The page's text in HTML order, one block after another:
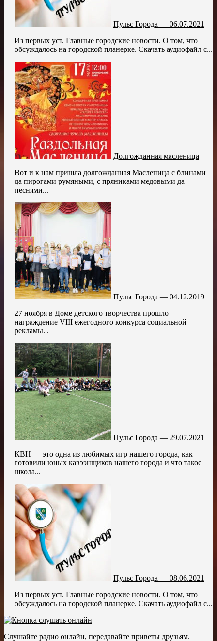
Пульс Города — 06.07.2021
Из первых уст. Главные городские новости. О том, что
обсуждалось на городской планерке. Скачать аудиофайл с...
Долгожданная масленица
Вот и к нам пришла долгожданная Масленица с блинами
да пирогами румяными, с пряниками медовыми да
песнями...
Пульс Города — 04.12.2019
27 ноября в Доме детского творчества прошло
награждение VIII ежегодного конкурса социальной
рекламы...
Пульс Города — 29.07.2021
КВН — это одна из любимых игр нашего города, как
готовили юных кавээнщиков нашего города и что такое
школа...
Пульс Города — 08.06.2021
Из первых уст. Главные городские новости. О том, что
обсуждалось на городской планерке. Скачать аудиофайл с...
Слушайте радио онлайн, передавайте приветы друзьям.